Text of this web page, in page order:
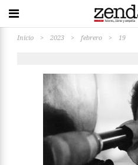
Inicio > 2023 > febrero > 19